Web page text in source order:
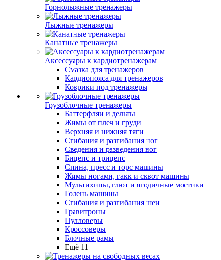
Горнолыжные тренажеры
Лыжные тренажеры
Канатные тренажеры
Аксессуары к кардиотренажерам
Смазка для тренажеров
Кардиопояса для тренажеров
Коврики под тренажеры
Грузоблочные тренажеры
Баттерфляи и дельты
Жимы от плеч и груди
Верхняя и нижняя тяги
Сгибания и разгибания ног
Сведения и разведения ног
Бицепс и трицепс
Спина, пресс и торс машины
Жимы ногами, гакк и сквот машины
Мультихипы, глют и ягодичные мостики
Голень машины
Сгибания и разгибания шеи
Гравитроны
Пулловеры
Кроссоверы
Блочные рамы
Ещё 11